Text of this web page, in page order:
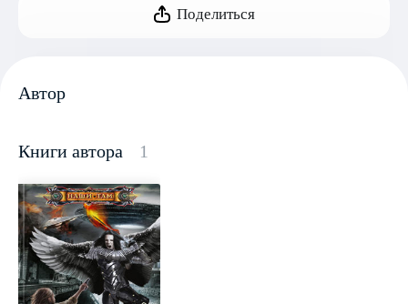
Поделиться
Автор
Книги автора 1